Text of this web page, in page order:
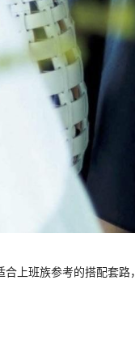
上班族参考的搭配套路